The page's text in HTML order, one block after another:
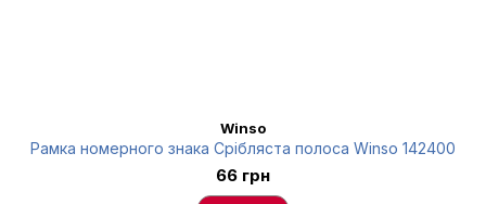
Winso
Рамка номерного знака Срібляста полоса Winso 142400
66 грн